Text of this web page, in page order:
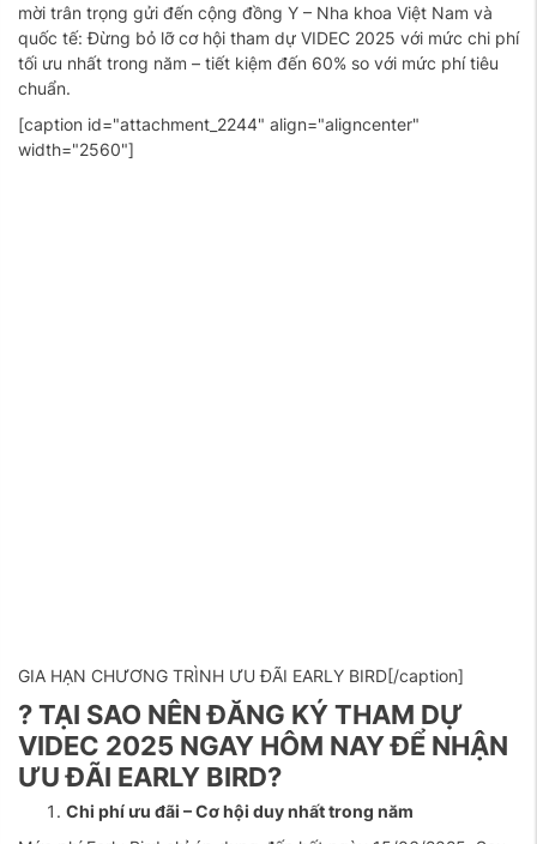
mời trân trọng gửi đến cộng đồng Y – Nha khoa Việt Nam và
quốc tế: Đừng bỏ lỡ cơ hội tham dự VIDEC 2025 với mức chi phí
tối ưu nhất trong năm – tiết kiệm đến 60% so với mức phí tiêu
chuẩn.
[caption id="attachment_2244" align="aligncenter"
width="2560"]
GIA HẠN CHƯƠNG TRÌNH ƯU ĐÃI EARLY BIRD[/caption]
? TẠI SAO NÊN ĐĂNG KÝ THAM DỰ
VIDEC 2025 NGAY HÔM NAY ĐỂ NHẬN
ƯU ĐÃI EARLY BIRD?
Chi phí ưu đãi – Cơ hội duy nhất trong năm